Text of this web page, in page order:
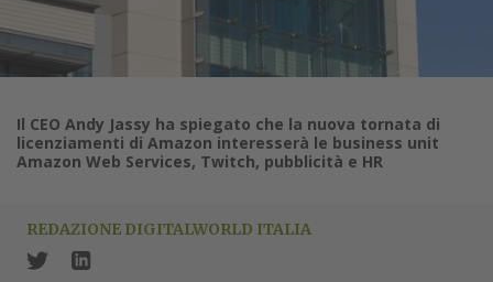
Il CEO Andy Jassy ha spiegato che la nuova tornata di
licenziamenti di Amazon interesserà le business unit
Amazon Web Services, Twitch, pubblicità e HR
REDAZIONE DIGITALWORLD ITALIA